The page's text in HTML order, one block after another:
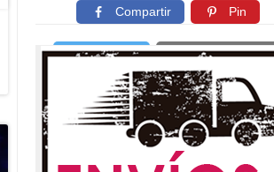
Compartir Pin
Twittear Copiar enlace